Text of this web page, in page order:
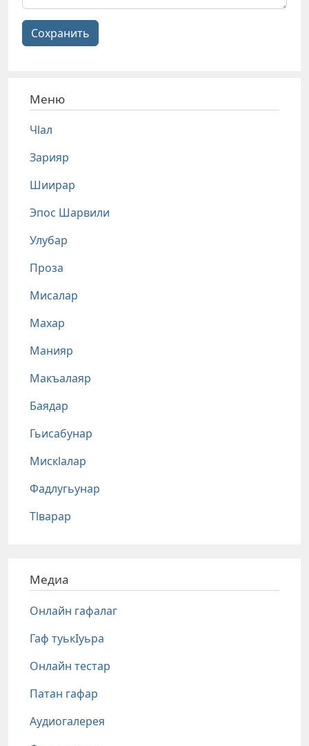
Сохранить
Меню
Чlал
Зарияр
Шиирар
Эпос Шарвили
Улубар
Проза
Мисалар
Махар
Манияр
Макъалаяр
Баядар
Гьисабунар
Мискlалар
Фадлугьунар
Тlварар
Медиа
Онлайн гафалаг
Гаф туькIуьра
Онлайн тестар
Патан гафар
Аудиогалерея